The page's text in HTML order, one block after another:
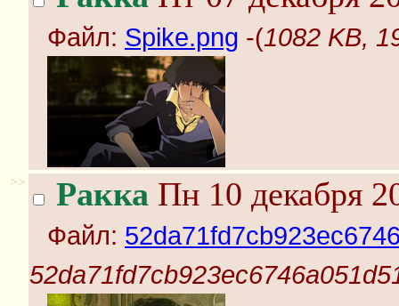
Файл: Spike.png -(1082 KB,
>> Ракка Пн 10 декабря
Файл: